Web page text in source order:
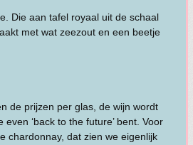
Die aan tafel royaal uit de schaal
met wat zeezout en een beetje
de prijzen per glas, de wijn wordt
‘back to the future’ bent. Voor
chardonnay, dat zien we eigenlijk